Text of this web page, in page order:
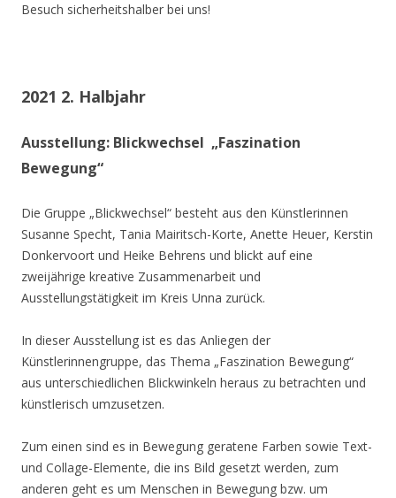
Besuch sicherheitshalber bei uns!
2021 2. Halbjahr
Ausstellung: Blickwechsel „Faszination
Bewegung“
Die Gruppe „Blickwechsel“ besteht aus den Künstlerinnen
Susanne Specht, Tania Mairitsch-Korte, Anette Heuer, Kerstin
Donkervoort und Heike Behrens und blickt auf eine
zweijährige kreative Zusammenarbeit und
Ausstellungstätigkeit im Kreis Unna zurück.
In dieser Ausstellung ist es das Anliegen der
Künstlerinnengruppe, das Thema „Faszination Bewegung“
aus unterschiedlichen Blickwinkeln heraus zu betrachten und
künstlerisch umzusetzen.
Zum einen sind es in Bewegung geratene Farben sowie Text-
und Collage-Elemente, die ins Bild gesetzt werden, zum
anderen geht es um Menschen in Bewegung bzw. um